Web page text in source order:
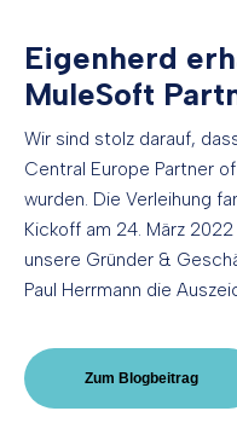
Eigenherd
MuleSoft
Wir sind stolz darauf,
Central Europe Partner
wurden. Die Verleihung
Kickoff am 24. März
unsere Gründer &
Paul Herrmann die
Zum Blogbeitrag